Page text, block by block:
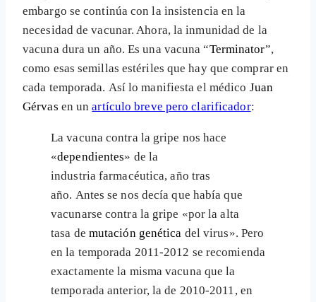
embargo se continúa con la insistencia en la
necesidad de vacunar. Ahora, la inmunidad de la
vacuna dura un año. Es una vacuna “Terminator”,
como esas semillas estériles que hay que comprar en
cada temporada. Así lo manifiesta el médico Juan
Gérvas en unartículo breve pero clarificador:
La vacuna contra la gripe nos hace
«dependientes» de la
industria farmacéutica, año tras
año. Antes se nos decía que había que
vacunarse contra la gripe «por la alta
tasa de mutación genética del virus». Pero
en la temporada 2011-2012 se recomienda
exactamente la misma vacuna que la
temporada anterior, la de 2010-2011, en